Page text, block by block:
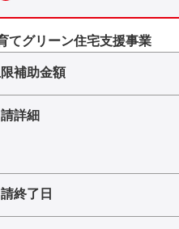
てグリーン住宅支援事業
補助金額
詳細
終了日